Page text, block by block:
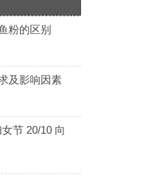
粉的区别
及影响因素
节 20/10 向